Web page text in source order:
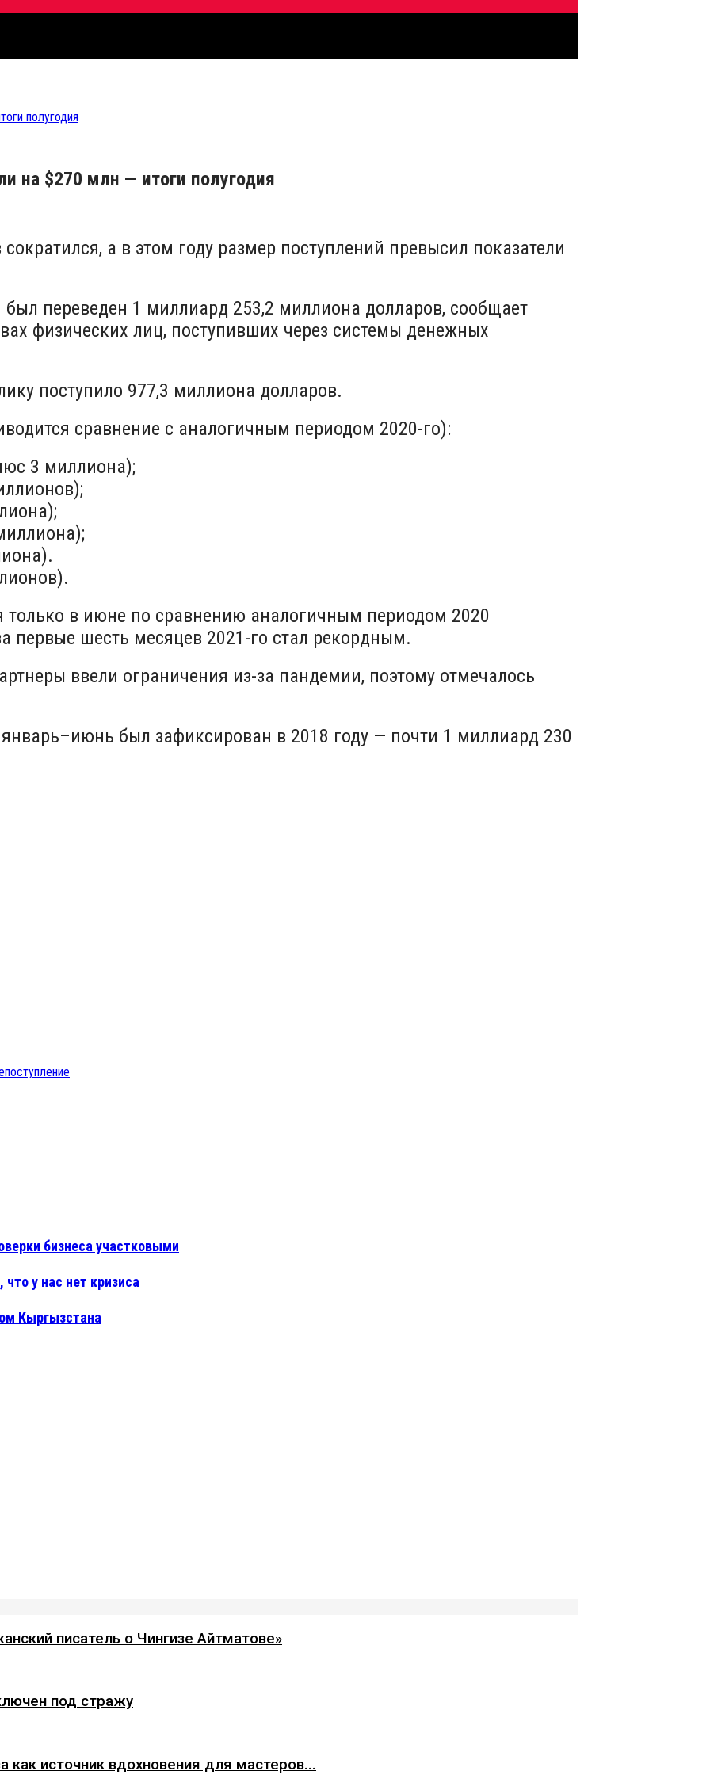
полугодия
на $270 млн — итоги полугодия
а в этом году размер поступлений превысил показатели
был переведен 1 миллиард 253,2 миллиона долларов, сообщает
физических лиц, поступивших через системы денежных
поступило 977,3 миллиона долларов.
сравнение с аналогичным периодом 2020-го):
3 миллиона);
только в июне по сравнению аналогичным периодом 2020
первые шесть месяцев 2021-го стал рекордным.
ввели ограничения из-за пандемии, поэтому отмечалось
был зафиксирован в 2018 году — почти 1 миллиард 230
поступление
бизнеса участковыми
у нас нет кризиса
Кыргызстана
писатель о Чингизе Айтматове»
под стражу
как источник вдохновения для мастеров...